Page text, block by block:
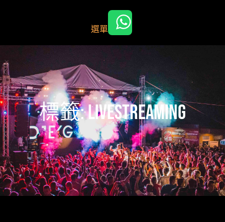
要
內
容
選單
標籤:livestreaming